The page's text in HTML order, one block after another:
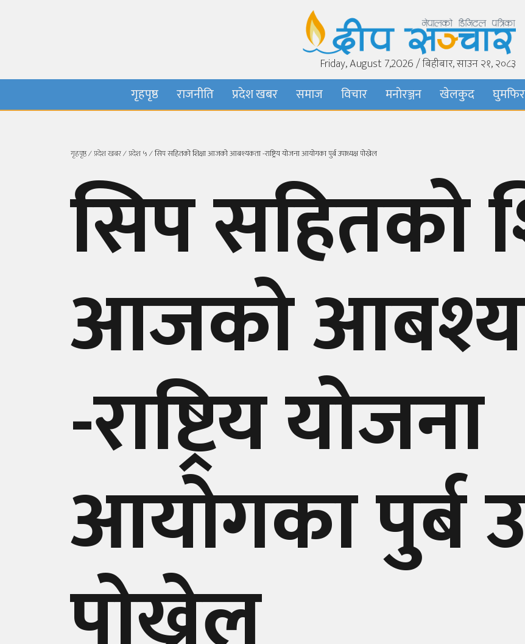
Friday, August 7,2026 / बिहीबार, साउन २१, २०८३
गृहपृष्ठ राजनीति प्रदेश खबर समाज विचार मनाेरञ्जन खेलकुद घुमफिर
गृहपृष्ठ∕प्रदेश खबर∕प्रदेश ५∕सिप सहितको शिक्षा आजको आबश्यकता -राष्ट्रिय योजना आयोगका पुर्ब उपाध्यक्ष पोख्रेल
सिप सहितको
आजको
-राष्ट्रिय योजना
आयोगका पुर्ब